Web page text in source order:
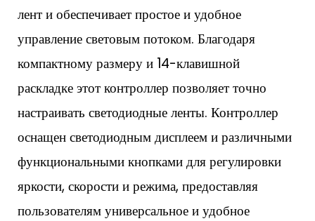
лент и обеспечивает простое и удобное
управление световым потоком. Благодаря
компактному размеру и 14-клавишной
раскладке этот контроллер позволяет точно
настраивать светодиодные ленты. Контроллер
оснащен светодиодным дисплеем и различными
функциональными кнопками для регулировки
яркости, скорости и режима, предоставляя
пользователям универсальное и удобное